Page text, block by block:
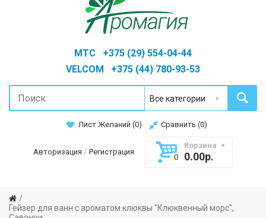
MTC +375 (29) 554-04-44
VELCOM +375 (44) 780-93-53
Лист Желаний (0) Сравнить (0)
Авторизация / Регистрация
Корзина
0
0.00р.
Гейзер для ванн с ароматом клюквы "Клюквенный морс",